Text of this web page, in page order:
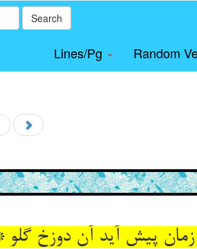
Search
Lines/Pg Random
زمان پیش آید آن دوزخ